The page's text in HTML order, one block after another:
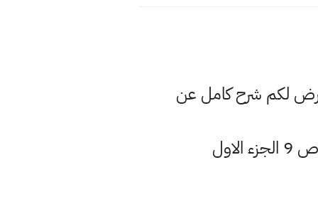
لكم شرح كامل عن